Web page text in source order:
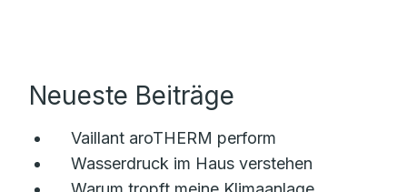
Neueste Beiträge
Vaillant aroTHERM perform
Wasserdruck im Haus verstehen